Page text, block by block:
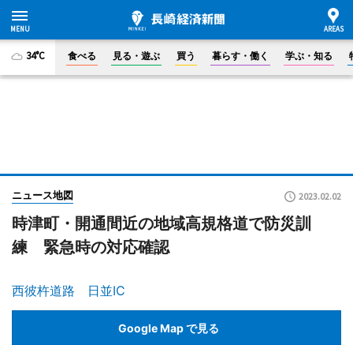
34°C 食べる 見る・遊ぶ 買う 暮らす・働く 学ぶ・知る
ニュース地図 2023.02.02
時津町・開通間近の地域高規格道で防災訓
練 緊急時の対応確認
西彼杵道路 日並IC
Google Map で見る